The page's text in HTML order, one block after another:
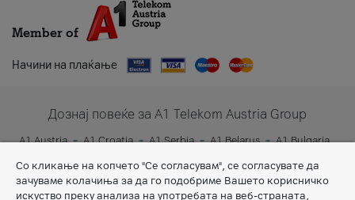
Member of
Начини на плаќање
Дознај повеќе за A1 Telekom Austria Group
A1 Austria A1 Croatia A1 Serbia A1 Belarus
A1 Bulgaria
Со кликање на копчето "Се согласувам", се согласувате да
зачуваме колачиња за да го подобриме Вашето корисничко
искуство преку анализа на употребата на веб-страната,